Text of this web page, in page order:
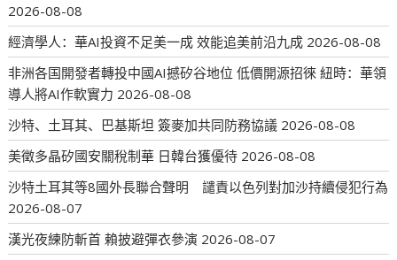
2026-08-08
經濟學人：華AI投資不足美一成 效能追美前沿九成 2026-08-08
非洲各国開發者轉投中國AI撼矽谷地位 低價開源招徠 紐時：華領
導人將AI作軟實力 2026-08-08
沙特、土耳其、巴基斯坦 簽麥加共同防務協議 2026-08-08
美徵多晶矽國安關稅制華 日韓台獲優待 2026-08-08
沙特土耳其等8國外長聯合聲明 譴責以色列對加沙持續侵犯行為
2026-08-07
漢光夜練防斬首 賴披避彈衣參演 2026-08-07